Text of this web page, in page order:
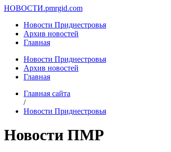
НОВОСТИ.pmrgid.com
Новости Приднестровья
Архив новостей
Главная
Новости Приднестровья
Архив новостей
Главная
Главная сайта
/
Новости Приднестровья
Новости ПМР